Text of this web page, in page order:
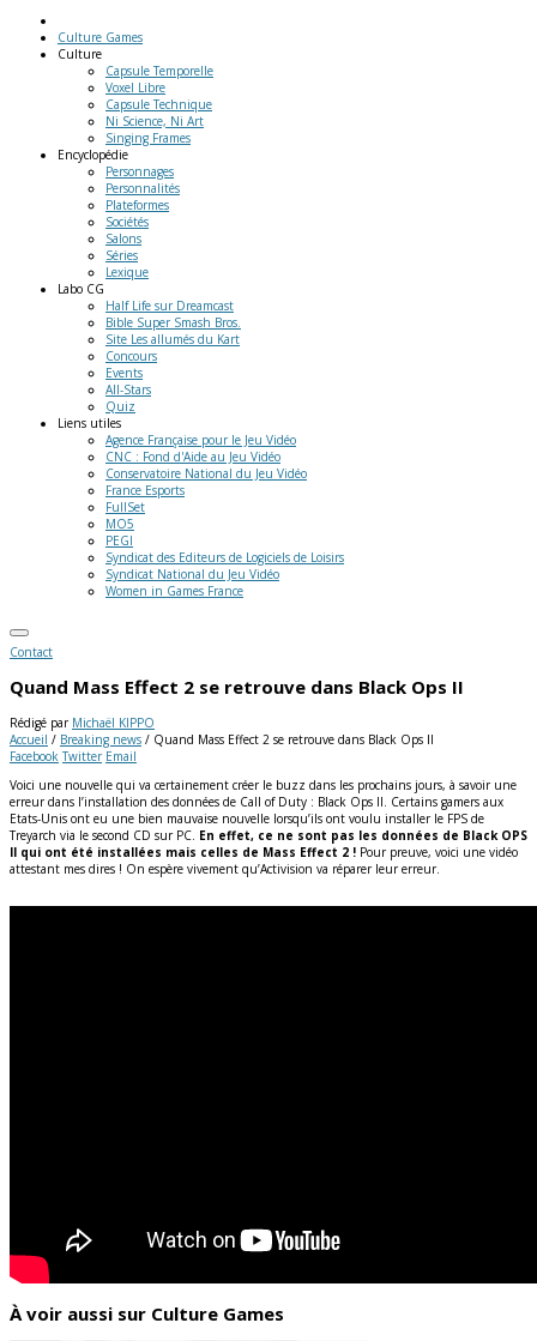
Culture Games
Culture
Capsule Temporelle
Voxel Libre
Capsule Technique
Ni Science, Ni Art
Singing Frames
Encyclopédie
Personnages
Personnalités
Plateformes
Sociétés
Salons
Séries
Lexique
Labo CG
Half Life sur Dreamcast
Bible Super Smash Bros.
Site Les allumés du Kart
Concours
Events
All-Stars
Quiz
Liens utiles
Agence Française pour le Jeu Vidéo
CNC : Fond d'Aide au Jeu Vidéo
Conservatoire National du Jeu Vidéo
France Esports
FullSet
MO5
PEGI
Syndicat des Editeurs de Logiciels de Loisirs
Syndicat National du Jeu Vidéo
Women in Games France
Contact
Quand Mass Effect 2 se retrouve dans Black Ops II
Rédigé par Michaël KIPPO
Accueil / Breaking news / Quand Mass Effect 2 se retrouve dans Black Ops II
Facebook Twitter Email
Voici une nouvelle qui va certainement créer le buzz dans les prochains jours, à savoir une
erreur dans l’installation des données de Call of Duty : Black Ops II. Certains gamers aux
Etats-Unis ont eu une bien mauvaise nouvelle lorsqu’ils ont voulu installer le FPS de
Treyarch via le second CD sur PC. En effet, ce ne sont pas les données de Black OPS
II qui ont été installées mais celles de Mass Effect 2 ! Pour preuve, voici une vidéo
attestant mes dires ! On espère vivement qu’Activision va réparer leur erreur.
À voir aussi sur Culture Games